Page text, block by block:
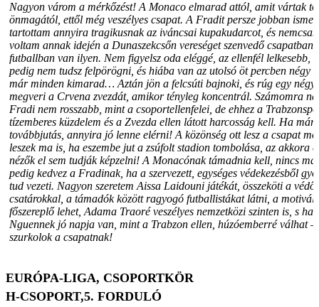
Nagyon várom a mérkőzést! A Monaco elmarad attól, amit vártak
önmagától, ettől még veszélyes csapat. A Fradit persze jobban
tartottam annyira tragikusnak az iváncsai kupakudarcot, és
voltam annak idején a Dunaszekcsőn vereséget szenvedő
futballban van ilyen. Nem figyelsz oda eléggé, az ellenfél lelkesebb,
pedig nem tudsz felpörögni, és hiába van az utolsó öt percben négy
már minden kimarad… Aztán jön a felcsúti bajnoki, és rúg egy
megveri a Crvena zvezdát, amikor tényleg koncentrál. Számomra
Fradi nem rosszabb, mint a csoportellenfelei, de ehhez a
tízemberes küzdelem és a Zvezda ellen látott harcosság kell. Ha már
továbbjutás, annyira jó lenne elérni! A közönség ott lesz a csapat
leszek ma is, ha eszembe jut a zsúfolt stadion tombolása, az akkora
nézők el sem tudják képzelni! A Monacónak támadnia kell, nincs
pedig kedvez a Fradinak, ha a szervezett, egységes védekezésből
tud vezeti. Nagyon szeretem Aissa Laidouni játékát, összeköti a
csatárokkal, a támadók között ragyogó futballistákat látni, a
főszereplő lehet, Adama Traoré veszélyes nemzetközi szinten is, s ha
Nguennek jó napja van, mint a Trabzon ellen, húzóemberré válhat –
szurkolok a csapatnak!
EURÓPA-LIGA, CSOPORTKÖR
H-CSOPORT,5. FORDULÓ